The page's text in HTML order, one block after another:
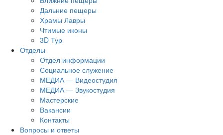
Дальние пещеры
Храмы Лавры
Чтимые иконы
3D Тур
Отделы
Отдел информации
Социальное служение
МЕДИА — Видеостудия
МЕДИА — Звукостудия
Мастерские
Вакансии
Контакты
Вопросы и ответы